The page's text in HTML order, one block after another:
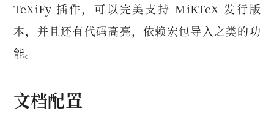
TeXiFy 插件，可以完美支持 MiKTeX 发行版
本，并且还有代码高亮，依赖宏包导入之类的功
能。
文档配置